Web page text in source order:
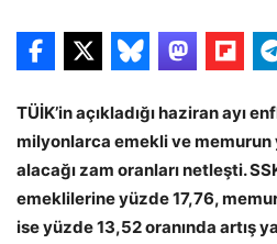
TÜİK’in açıkladığı haziran ayı
milyonlarca emekli ve memurun
alacağı zam oranları netleşti.
emeklilerine yüzde 17,76,
ise yüzde 13,52 oranında artış